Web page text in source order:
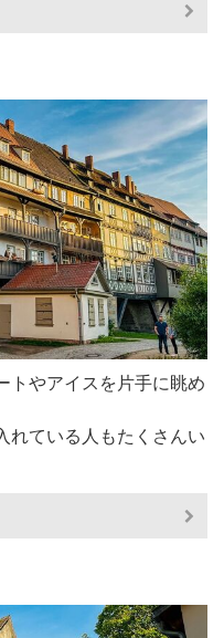
トやアイスを片手に眺め
れている人もたくさんい